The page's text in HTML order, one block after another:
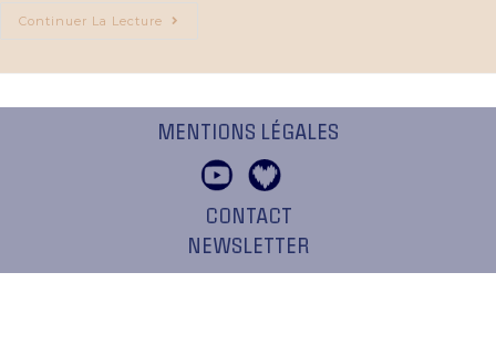
Continuer La Lecture
MENTIONS LÉGALES
CONTACT
NEWSLETTER